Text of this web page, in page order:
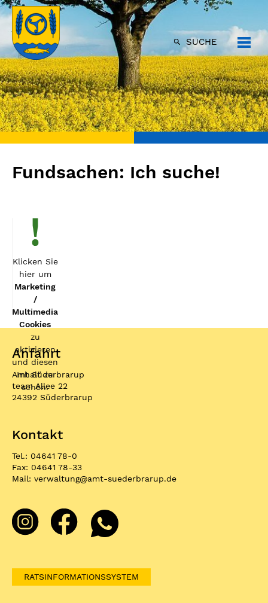
SUCHE
Fundsachen: Ich suche!
Klicken Sie
hier um
Marketing
/
Multimedia
Cookies
zu
aktivieren
und diesen
Inhalt zu
sehen.
Anfahrt
Amt Süderbrarup
team Allee 22
24392 Süderbrarup
Kontakt
Tel.: 04641 78-0
Fax: 04641 78-33
Mail: verwaltung@amt-suederbrarup.de
RATSINFORMATIONSSYSTEM